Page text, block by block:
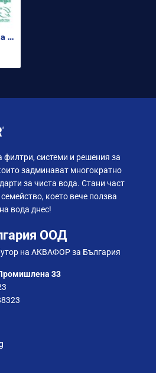
Astonish Таблети за почистване на тоалетна 8бр Евкалипт
системи и решения за
задминават многократно
за чиста вода. Стани част
което вече ползва
вода днес!
ООД
на АКВАФОР за България
33